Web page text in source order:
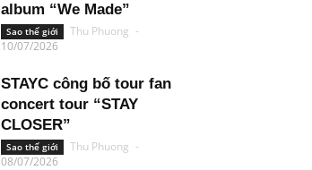
album “We Made”
Sao thế giới Thu Phuong -
10/07/2026
STAYC công bố tour fan
concert tour “STAY
CLOSER”
Sao thế giới Thu Phuong -
08/07/2026